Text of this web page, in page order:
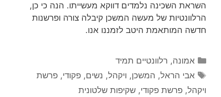
השראת השכינה נלמדים דווקא מעשייתו. הנה כי כן,
הרלוונטיות של מעשה המשכן קיבלה צורה ופרשנות
חדשה המותאמת היטב לזמננו אנו.
קטגוריות
אמונה, רלוונטיים תמיד
תגיות
אבי הראל, המשכן, ויקהל, נשים,פקודי,פרשת
ויקהל, פרשת פקודי, שקיפות שלטונית